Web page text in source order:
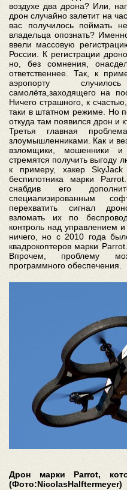
воздухе два дрона? Или,
дрон случайно залетит на
вас получилось поймать
владельца опознать?
ввели массовую
России. К регистрации
но, без сомнения,
ответственнее. Так, к
аэропорту
самолёта,заходящего на
Ничего страшного, к
таки в штатном режиме. Но
откуда там появился дрон и
Третья главная
злоумышленниками. Как и
взломщики, мошенники и
стремятся получить выгоду
к примеру, хакер
беспилотника марки
снабдив его
специализированным
перехватить сигнал
взломать их по
контроль над управлением
ничего, но с 2010 года
квадрокоптеров марки
Впрочем, проблему
программного обеспечения.
Дрон марки Parrot,
(Фото:NicolasHalftermeyer)